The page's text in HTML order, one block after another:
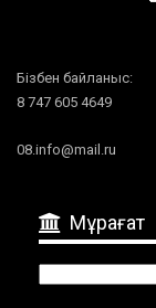
Бізбен байланыс:
8 747 605 4649
08.info@mail.ru
Мұрағат